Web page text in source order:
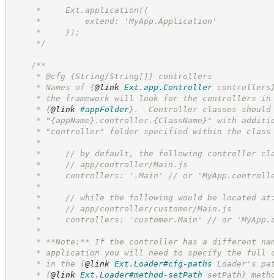
*     Ext.application({
*         extend: 'MyApp.Application'
*     });
*/
/**
* @cfg {String/String[]} controllers
* Names of {@link Ext.app.Controller
* the framework will look for the controllers in
* {@link #appFolder} .  Controller classes should
* "{appName}.controller.{ClassName}" with
* "controller" folder specified within the class
*
*     // by default, the following controller
*     // app/controller/Main.js
*     controllers: '.Main' // or
*
*     // while the following would be located
*     // app/controller/customer/Main.js
*     controllers: 'customer.Main' // or
*
* **Note:** If the controller has a different
* application you will need to specify the full
* in the {@link Ext.Loader#cfg-paths Loader's
* {@link Ext.Loader#method-setPath setPath}